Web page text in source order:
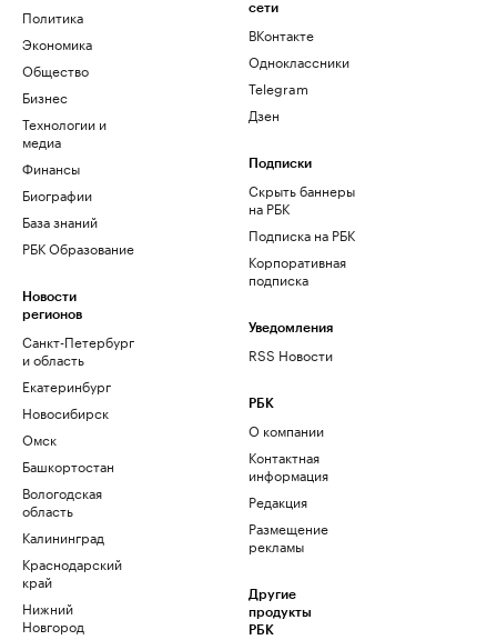
Политика
Экономика
Общество
Бизнес
Технологии и
медиа
Финансы
Биографии
База знаний
РБК Образование
Новости
регионов
Санкт-Петербург
и область
Екатеринбург
Новосибирск
Омск
Башкортостан
Вологодская
область
Калининград
Краснодарский
край
Нижний
Новгород
сети
ВКонтакте
Одноклассники
Telegram
Дзен
Подписки
Скрыть баннеры
на РБК
Подписка на РБК
Корпоративная
подписка
Уведомления
RSS Новости
РБК
О компании
Контактная
информация
Редакция
Размещение
рекламы
Другие
продукты
РБК